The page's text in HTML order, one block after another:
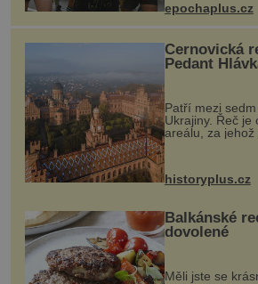
kultur...
epochaplus.cz
Černovická
Pedant
Patří mezi
Ukrajiny. Řeč je
areálu, za jehož
český architekt
na něm dal
stavební plány
historyplus.cz
Balkánské
dovolené
Měli jste se